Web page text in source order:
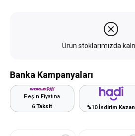
Ürün stoklarımızda
Banka Kampanyaları
Peşin Fiyatına
6 Taksit
%10 İndirim Kazan